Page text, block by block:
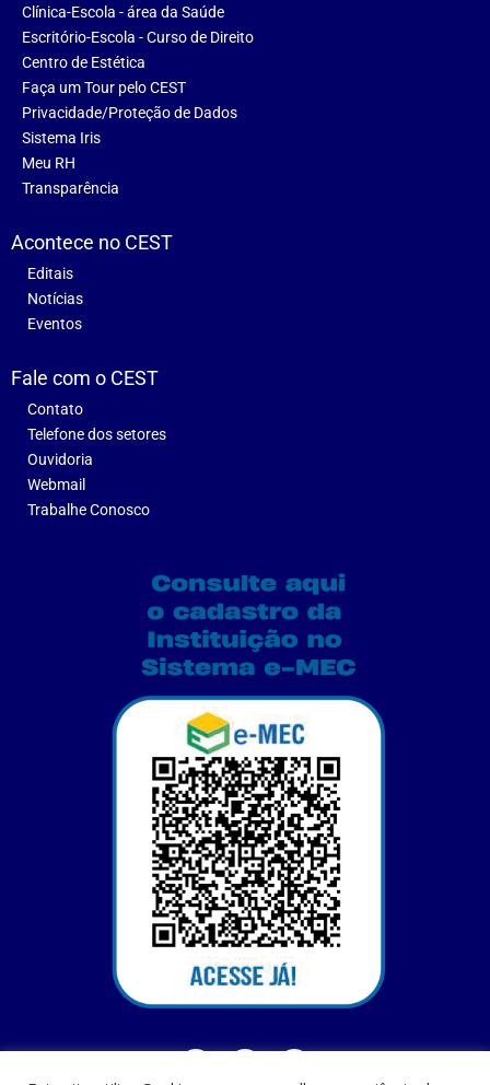
Clínica-Escola - área da Saúde
Escritório-Escola - Curso de Direito
Centro de Estética
Faça um Tour pelo CEST
Privacidade/Proteção de Dados
Sistema Iris
Meu RH
Transparência
Acontece no CEST
Editais
Notícias
Eventos
Fale com o CEST
Contato
Telefone dos setores
Ouvidoria
Webmail
Trabalhe Conosco